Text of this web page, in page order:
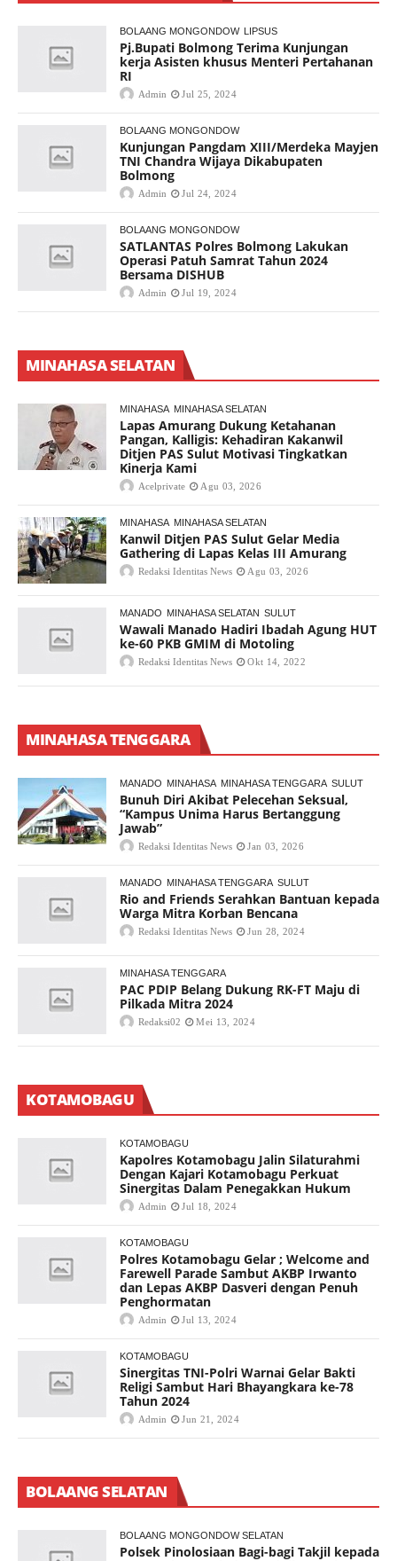
BOLAANG MONGONDOW LIPSUS
Pj.Bupati Bolmong Terima Kunjungan
kerja Asisten khusus Menteri Pertahanan
RI
Admin Jul 25, 2024
BOLAANG MONGONDOW
Kunjungan Pangdam XIII/Merdeka Mayjen
TNI Chandra Wijaya Dikabupaten
Bolmong
Admin Jul 24, 2024
BOLAANG MONGONDOW
SATLANTAS Polres Bolmong Lakukan
Operasi Patuh Samrat Tahun 2024
Bersama DISHUB
Admin Jul 19, 2024
MINAHASA SELATAN
MINAHASA MINAHASA SELATAN
Lapas Amurang Dukung Ketahanan
Pangan, Kalligis: Kehadiran Kakanwil
Ditjen PAS Sulut Motivasi Tingkatkan
Kinerja Kami
Acelprivate Agu 03, 2026
MINAHASA MINAHASA SELATAN
Kanwil Ditjen PAS Sulut Gelar Media
Gathering di Lapas Kelas III Amurang
Redaksi Identitas News Agu 03, 2026
MANADO MINAHASA SELATAN SULUT
Wawali Manado Hadiri Ibadah Agung HUT
ke-60 PKB GMIM di Motoling
Redaksi Identitas News Okt 14, 2022
MINAHASA TENGGARA
MANADO MINAHASA MINAHASA TENGGARA SULUT
Bunuh Diri Akibat Pelecehan Seksual,
“Kampus Unima Harus Bertanggung
Jawab”
Redaksi Identitas News Jan 03, 2026
MANADO MINAHASA TENGGARA SULUT
Rio and Friends Serahkan Bantuan kepada
Warga Mitra Korban Bencana
Redaksi Identitas News Jun 28, 2024
MINAHASA TENGGARA
PAC PDIP Belang Dukung RK-FT Maju di
Pilkada Mitra 2024
Redaksi02 Mei 13, 2024
KOTAMOBAGU
KOTAMOBAGU
Kapolres Kotamobagu Jalin Silaturahmi
Dengan Kajari Kotamobagu Perkuat
Sinergitas Dalam Penegakkan Hukum
Admin Jul 18, 2024
KOTAMOBAGU
Polres Kotamobagu Gelar ; Welcome and
Farewell Parade Sambut AKBP Irwanto
dan Lepas AKBP Dasveri dengan Penuh
Penghormatan
Admin Jul 13, 2024
KOTAMOBAGU
Sinergitas TNI-Polri Warnai Gelar Bakti
Religi Sambut Hari Bhayangkara ke-78
Tahun 2024
Admin Jun 21, 2024
BOLAANG SELATAN
BOLAANG MONGONDOW SELATAN
Polsek Pinolosiaan Bagi-bagi Takjil kepada